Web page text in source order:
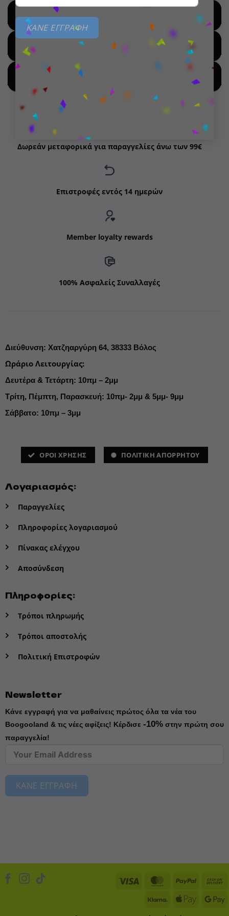
ΚΑΝΕ ΕΓΓΡΑΦΗ
SHOP BY BRANDS
SHOP FOR HOT DEALS
SHOP BY NEW ARRIVALS
Δωρεάν μεταφορικά για παραγγελίες άνω των 99€
Επιστροφές εντός 14 ημερών
Member loyalty rewards
100% Ασφαλείς Συναλλαγές
Διεύθυνση: Χατζηαργύρη 64, 38333 Βόλος
Ωράριο Λειτουργίας:
Δευτέρα & Τετάρτη: 10πμ – 2μμ
Τρίτη, Πέμπτη, Παρασκευή: 10πμ- 2μμ & 5μμ- 9μμ
Σάββατο: 10πμ – 3μμ
ΌΡΟΙ ΧΡΗΣΗΣ ΠΟΛΙΤΙΚΗ ΑΠΟΡΡΗΤΟΥ
Λογαριασμός:
Παραγγελίες
Πληροφορίες λογαριασμού
Πίνακας ελέγχου
Αποσύνδεση
Πληροφορίες:
Τρόποι πληρωμής
Τρόποι αποστολής
Πολιτική Επιστροφών
Newsletter
Κάνε εγγραφή για να μαθαίνεις πρώτος όλα τα νέα του
Boogooland & τις νέες αφίξεις! Κέρδισε -10%στην πρώτη σου
παραγγελία!
ΚΑΝΕ ΕΓΓΡΑΦΗ
Visa MasterCard
PayPal
KlarnaApple